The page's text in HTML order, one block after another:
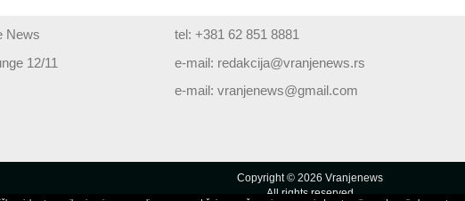
News
12/11
tel: +381 62 851 8881
e-mail: redakcija@vranjenews.rs
e-mail:vranjenews@gmail.com
Copyright © 2026 Vranjenews
All rights reserved